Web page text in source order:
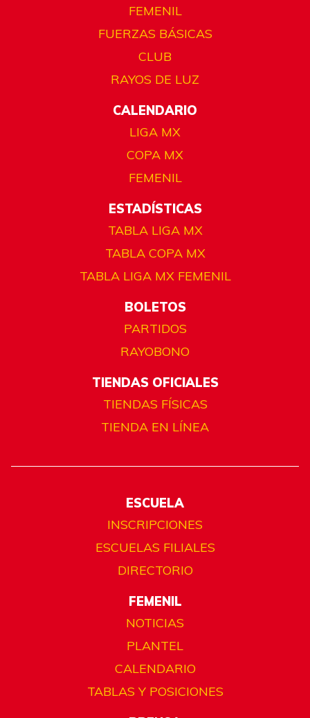
FEMENIL
FUERZAS BÁSICAS
CLUB
RAYOS DE LUZ
CALENDARIO
LIGA MX
COPA MX
FEMENIL
ESTADÍSTICAS
TABLA LIGA MX
TABLA COPA MX
TABLA LIGA MX FEMENIL
BOLETOS
PARTIDOS
RAYOBONO
TIENDAS OFICIALES
TIENDAS FÍSICAS
TIENDA EN LÍNEA
ESCUELA
INSCRIPCIONES
ESCUELAS FILIALES
DIRECTORIO
FEMENIL
NOTICIAS
PLANTEL
CALENDARIO
TABLAS Y POSICIONES